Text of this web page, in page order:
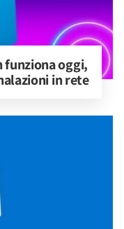
oggi,
in rete